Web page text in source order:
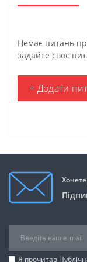
Немає питань
задайте своє
+ Додати
Я прочитав